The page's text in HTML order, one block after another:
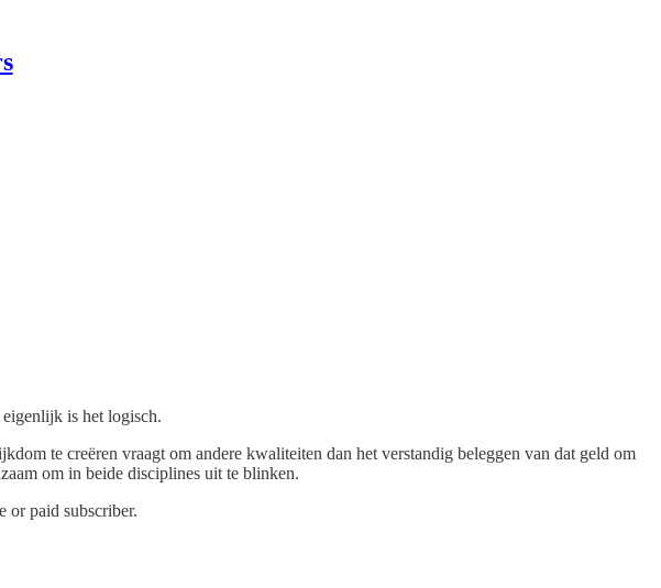
is het logisch.
te creëren vraagt om andere kwaliteiten dan het verstandig beleggen van dat geld om
om in beide disciplines uit te blinken.
or paid subscriber.